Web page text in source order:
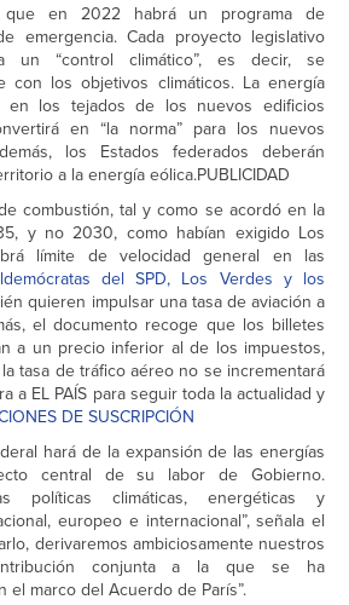
que en 2022 habrá un programa de
emergencia. Cada proyecto legislativo
un “control climático”, es decir, se
con los objetivos climáticos. La energía
en los tejados de los nuevos edificios
en “la norma” para los nuevos
los Estados federados deberán
a la energía eólica.PUBLICIDAD
combustión, tal y como se acordó en la
y no 2030, como habían exigido Los
límite de velocidad general en las
del SPD, Los Verdes y los
quieren impulsar una tasa de aviación a
el documento recoge que los billetes
a un precio inferior al de los impuestos,
tasa de tráfico aéreo no se incrementará
a EL PAÍS para seguir toda la actualidad y
DE SUSCRIPCIÓN
hará de la expansión de las energías
central de su labor de Gobierno.
políticas climáticas, energéticas y
europeo e internacional”, señala el
derivaremos ambiciosamente nuestros
conjunta a la que se ha
el marco del Acuerdo de París”.